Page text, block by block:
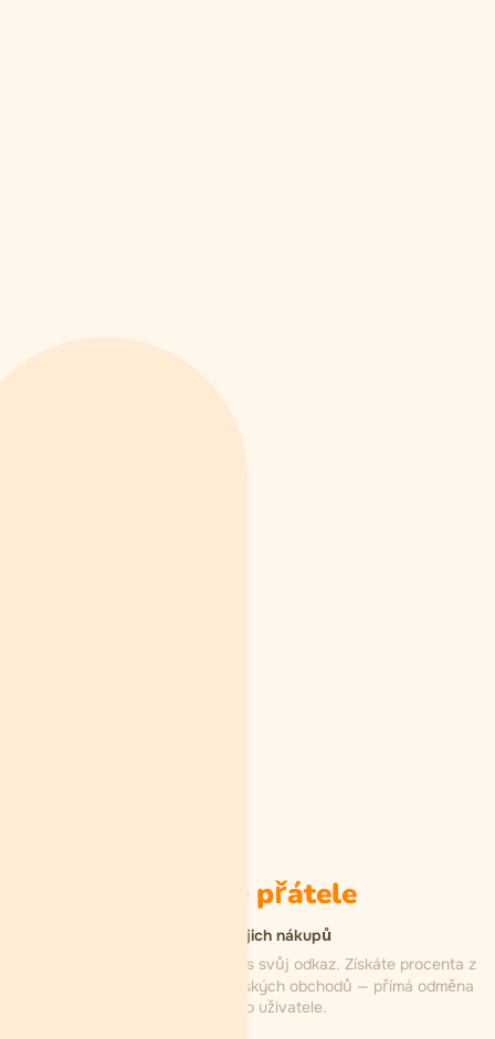
Pozvěte přátele
Provize z jejich nákupů
Pozvěte přítele přes svůj odkaz. Získáte procenta z
každého jeho nákupu u partnerských obchodů — přímá odměna
za aktivního uživatele.